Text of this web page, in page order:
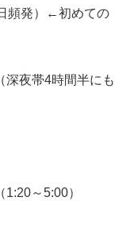
頻発）←初めての
深夜帯4時間半にも
1:20～5:00）